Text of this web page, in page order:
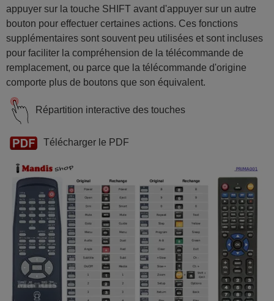
appuyer sur la touche SHIFT avant d'appuyer sur un autre
bouton pour effectuer certaines actions. Ces fonctions
supplémentaires sont souvent peu utilisées et sont incluses
pour faciliter la compréhension de la télécommande de
remplacement, ou parce que la télécommande d'origine
comporte plus de boutons que son équivalent.
Répartition interactive des touches
Télécharger le PDF